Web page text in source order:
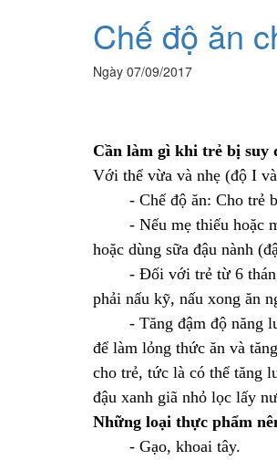
Chế độ ăn
Ngày 07/09/2017
Cần làm gì khi trẻ bị suy
Với thể vừa và nhẹ (độ I
- Chế độ ăn: Cho trẻ bú
- Nếu mẹ thiếu hoặc
hoặc dùng sữa đậu nành
- Đối với trẻ từ 6 tháng
phải nấu kỹ, nấu xong ăn
- Tăng đậm độ năng
để làm lỏng thức ăn và
cho trẻ, tức là có thể tăng
đậu xanh giã nhỏ lọc lấy
Những loại thực phẩm
- Gạo, khoai tây.